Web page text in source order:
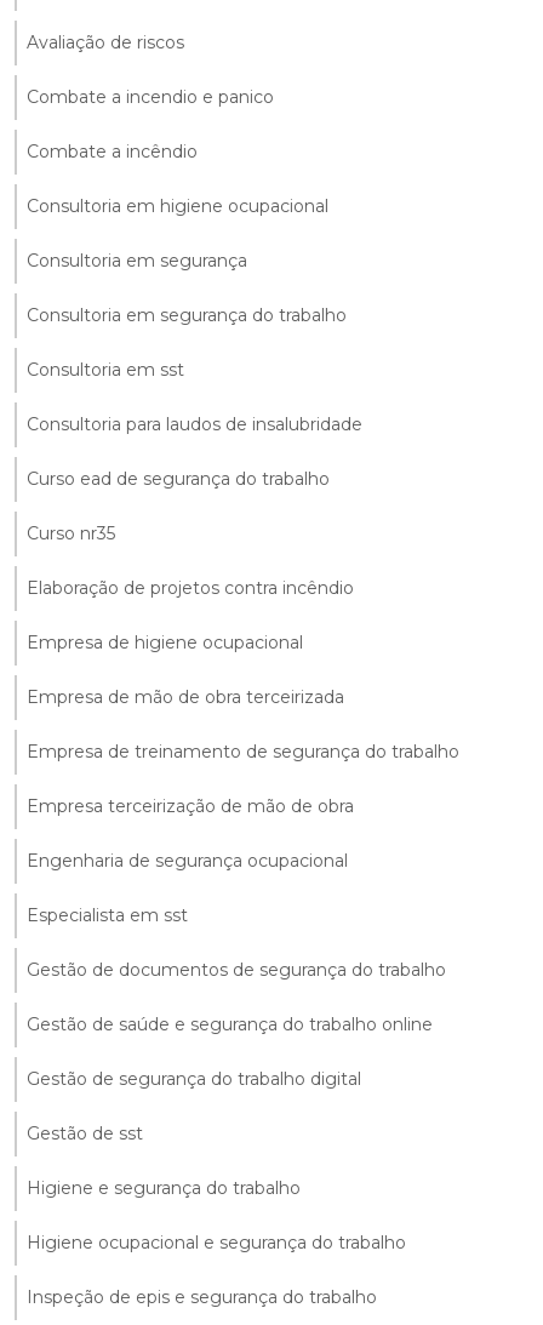
Avaliação de riscos
Combate a incendio e panico
Combate a incêndio
Consultoria em higiene ocupacional
Consultoria em segurança
Consultoria em segurança do trabalho
Consultoria em sst
Consultoria para laudos de insalubridade
Curso ead de segurança do trabalho
Curso nr35
Elaboração de projetos contra incêndio
Empresa de higiene ocupacional
Empresa de mão de obra terceirizada
Empresa de treinamento de segurança do trabalho
Empresa terceirização de mão de obra
Engenharia de segurança ocupacional
Especialista em sst
Gestão de documentos de segurança do trabalho
Gestão de saúde e segurança do trabalho online
Gestão de segurança do trabalho digital
Gestão de sst
Higiene e segurança do trabalho
Higiene ocupacional e segurança do trabalho
Inspeção de epis e segurança do trabalho